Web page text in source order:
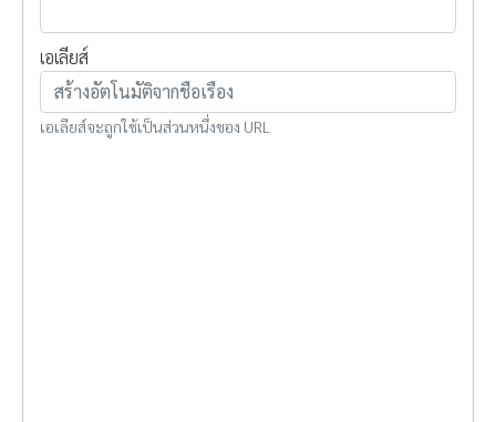
เอเลียส์
เอเลียส์จะถูกใช้เป็นส่วนหนึ่งของ URL